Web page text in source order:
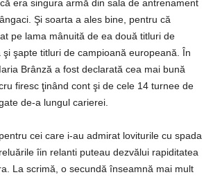
era singura armă din sala de antrenament
Şi soarta a ales bine, pentru că
pe lama mânuită de ea două titluri de
şapte titluri de campioană europeană. În
Brânză a fost declarată cea mai bună
firesc ţinând cont şi de cele 14 turnee de
de-a lungul carierei.
cei care i-au admirat loviturile cu spada
îin relanti puteau dezvălui rapiditatea
La scrimă, o secundă înseamnă mai mult